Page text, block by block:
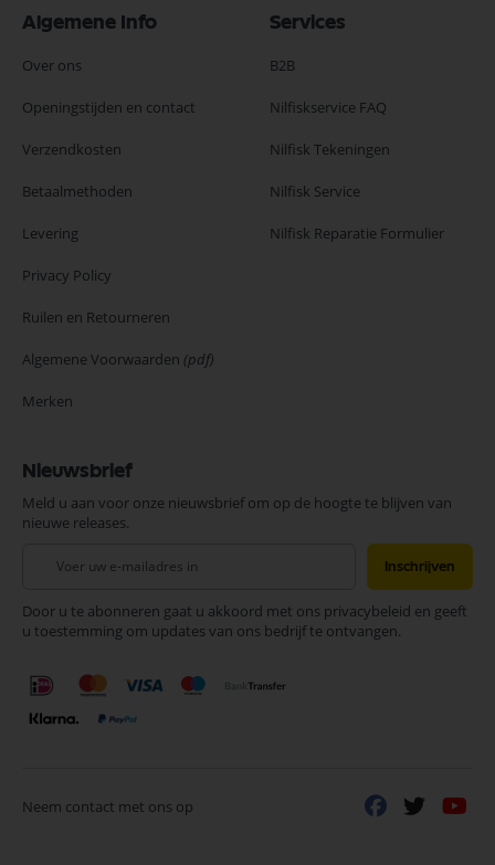
Algemene Info
Over ons
Openingstijden en contact
Verzendkosten
Betaalmethoden
Levering
Privacy Policy
Ruilen en Retourneren
Algemene Voorwaarden (pdf)
Merken
Services
B2B
Nilfiskservice FAQ
Nilfisk Tekeningen
Nilfisk Service
Nilfisk Reparatie Formulier
Nieuwsbrief
Meld u aan voor onze nieuwsbrief om op de hoogte te blijven van
nieuwe releases.
onze
nieuwsbrief
Inschrijven
Door u te abonneren gaat u akkoord met ons privacybeleid en geeft
u toestemming om updates van ons bedrijf te ontvangen.
Neem contact met ons op